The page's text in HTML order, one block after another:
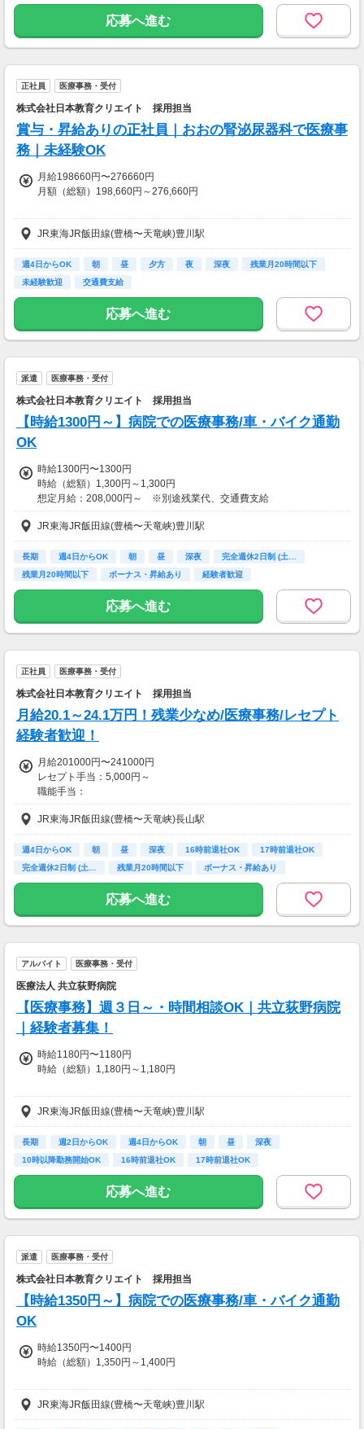
応募へ進む
正社員 医療事務・受付
株式会社日本教育クリエイト 採用担当
賞与・昇給ありの正社員｜おおの腎泌尿器科で医療事
務｜未経験OK
月給198660円〜276660円
月額（総額）198,660円～276,660円
【全員に支給】
・特別手当
10,000円
・資格手当
1,000円?20,000円
・技術手当
JR東海JR飯田線(豊橋〜天竜峡)豊川駅
週4日からOK 朝 昼 夕方 夜 深夜
残業月20時間以下
未経験歓迎
交通費支給
応募へ進む
派遣 医療事務・受付
株式会社日本教育クリエイト 採用担当
【時給1300円～】病院での医療事務/車・バイク通勤
OK
時給1300円〜1300円
時給（総額）1,300円～1,300円
想定月給：208,000円～ ※別途残業代、交通費支給
（時給×8時間/週×20日/月で算出。月給例であり給与を保証するもので
はありません）
昇給あり
【交通費】
JR東海JR飯田線(豊橋〜天竜峡)豊川駅
長期 週4日からOK 朝 昼 深夜
完全週休2日制 (土…
残業月20時間以下
ボーナス・昇給あり 経験者歓迎
応募へ進む
正社員 医療事務・受付
株式会社日本教育クリエイト 採用担当
月給20.1～24.1万円！残業少なめ/医療事務/レセプト
経験者歓迎！
月給201000円〜241000円
レセプト手当：5,000円～
職能手当：
入職7か月目より10,000円支給（試用期間中（６ヶ月）は3,000円）
※試用期間中も雇用形態は正社員です。
※試用期間中は職能手当3000円の支給、その他の給与は変動ありませ
ん
スキルに応じ最大50,000円
ベースアップ手当：3,000円
家族手当：3,000円/人(扶養家族が対象です)
【レセ経験3年以上の一例】
【事務部門のリーダーを見込める人材の一例】
■賞与あり
【交通費】
一部支給
JR東海JR飯田線(豊橋〜天竜峡)長山駅
週4日からOK 朝 昼 深夜 16時前退社OK
17時前退社OK
完全週休2日制 (土…
残業月20時間以下 ボーナス・昇給あり
応募へ進む
アルバイト 医療事務・受付
医療法人 共立荻野病院
【医療事務】週３日～・時間相談OK｜共立荻野病院
｜経験者募集！
時給1180円〜1180円
時給（総額）1,180円～1,180円
【交通費】
一部支給
JR東海JR飯田線(豊橋〜天竜峡)豊川駅
長期 週2日からOK 週4日からOK 朝 昼
深夜
10時以降勤務開始OK
16時前退社OK 17時前退社OK
応募へ進む
派遣 医療事務・受付
株式会社日本教育クリエイト 採用担当
【時給1350円～】病院での医療事務/車・バイク通勤
OK
時給1350円〜1400円
時給（総額）1,350円～1,400円
【交通費】
全額支給
JR東海JR飯田線(豊橋〜天竜峡)豊川駅